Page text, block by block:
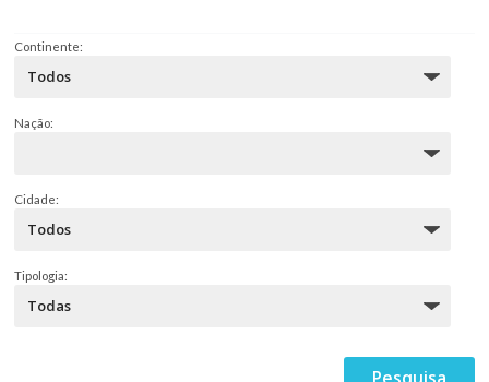
Continente:
Nação:
Cidade:
Tipologia: